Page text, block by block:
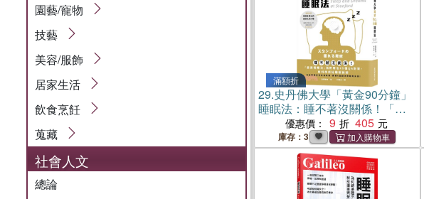
園藝/寵物
技藝
美容/服飾
居家生活
飲食烹飪
蒐藏
社會人文
總論
滿額折
29.史丹佛大學「黃金90分鐘」
睡眠法：睡不著沒關係！「最
高睡眠法」西野精治49個QA對
策，用科學終結睡眠困擾
優惠價： 9 405
庫存：3